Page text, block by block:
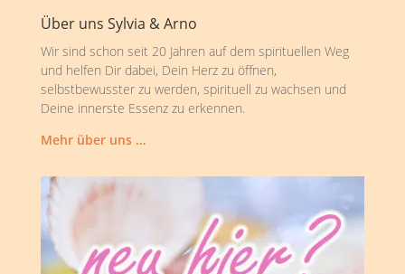
Über uns Sylvia & Arno
Wir sind schon seit 20 Jahren auf dem spirituellen Weg
und helfen Dir dabei, Dein Herz zu öffnen,
selbstbewusster zu werden, spirituell zu wachsen und
Deine innerste Essenz zu erkennen.
Mehr über uns …